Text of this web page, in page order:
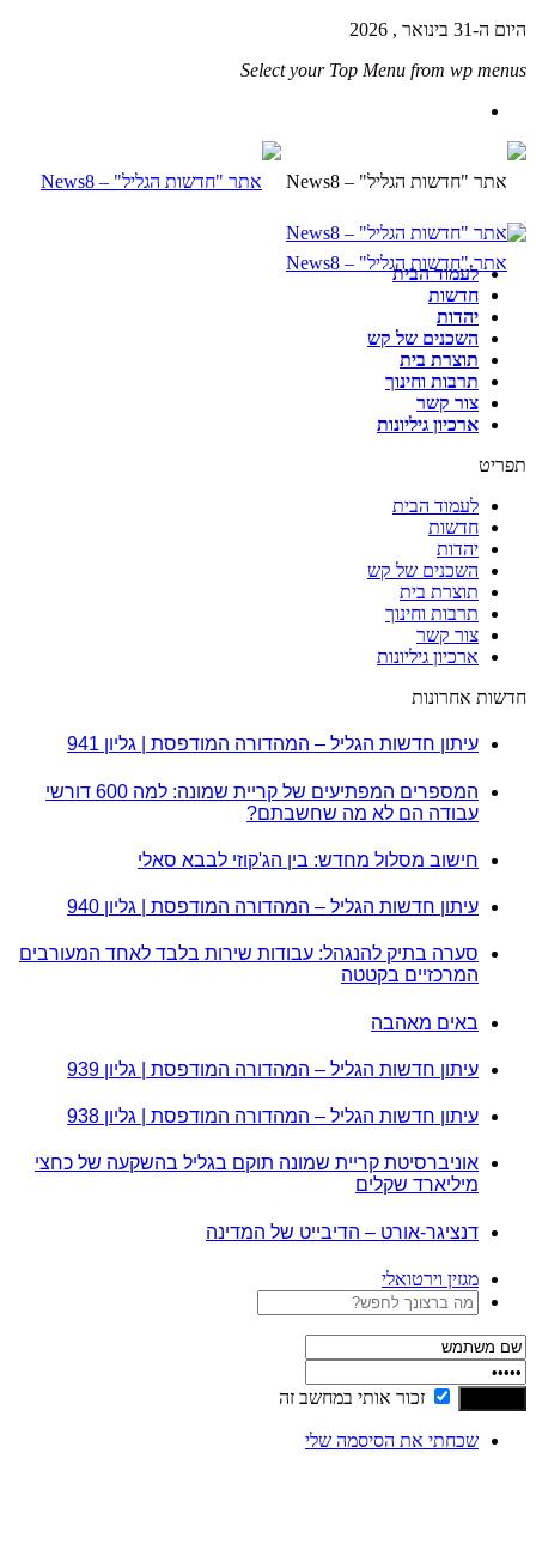
היום ה-31 בינואר , 2026
Select your Top Menu from wp menus
לעמוד הבית
חדשות
יהדות
השכנים של קש
תוצרת בית
תרבות וחינוך
צור קשר
ארכיון גיליונות
תפריט
לעמוד הבית
חדשות
יהדות
השכנים של קש
תוצרת בית
תרבות וחינוך
צור קשר
ארכיון גיליונות
חדשות אחרונות
עיתון חדשות הגליל – המהדורה המודפסת | גליון 941
המספרים המפתיעים של קריית שמונה: למה 600 דורשי
עבודה הם לא מה שחשבתם?
חישוב מסלול מחדש: בין הג'קוזי לבבא סאלי
עיתון חדשות הגליל – המהדורה המודפסת | גליון 940
סערה בתיק להנגהל: עבודות שירות בלבד לאחד המעורבים
המרכזיים בקטטה
באים מאהבה
עיתון חדשות הגליל – המהדורה המודפסת | גליון 939
עיתון חדשות הגליל – המהדורה המודפסת | גליון 938
אוניברסיטת קריית שמונה תוקם בגליל בהשקעה של כחצי
מיליארד שקלים
דנציגר-אורט – הדיבייט של המדינה
מגזין וירטואלי
זכור אותי במחשב זה
שכחתי את הסיסמה שלי